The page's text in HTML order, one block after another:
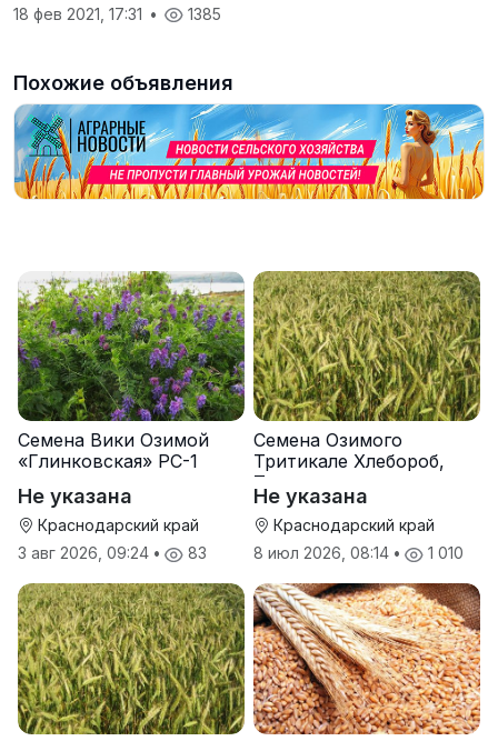
18 фев 2021, 17:31 • 1385
Похожие объявления
Семена Вики Озимой
«Глинковская» РС-1
Не указана
Краснодарский край
3 авг 2026, 09:24 • 83
Семена Озимого
Тритикале Хлебороб,
Тихон
Не указана
Краснодарский край
8 июл 2026, 08:14 • 1 010